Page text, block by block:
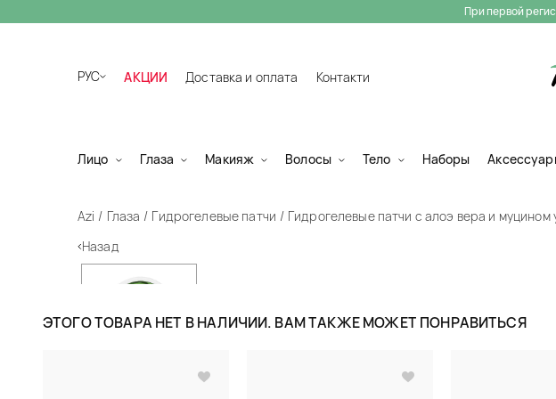
При первой
РУС АКЦИИ Доставка и оплата Контакти
Лицо Глаза Макияж Волосы Тело Наборы
ЭТОГО ТОВАРА НЕТ В НАЛИЧИИ. ВАМ ТАКЖЕ МОЖЕТ ПОНРАВИТЬСЯ
Azi Глаза Гидрогелевые патчи
Гидрогелевые патчи с алоэ вера и муцином
Назад